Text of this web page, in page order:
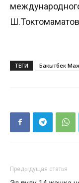
ТЕГИ Бакытбек
Предыдущая статья